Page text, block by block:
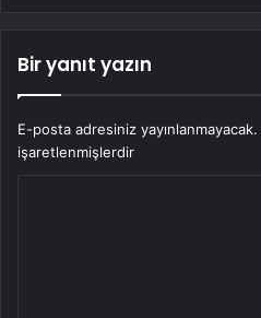
Bir yanıt yazın
E-posta adresiniz yayınlanmayacak.
işaretlenmişlerdir